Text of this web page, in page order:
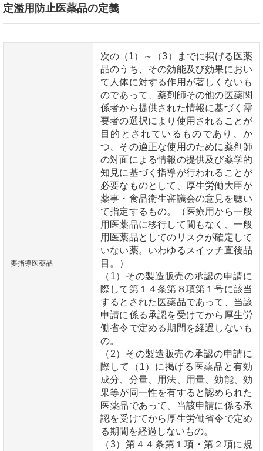
定濫用防止医薬品の定義
要指導医薬品
次の（1）～（3）までに掲げる医薬
品のうち、その効能及び効果におい
て人体に対する作用が著しくないも
のであって、薬剤師その他の医薬関
係者から提供された情報に基づく需
要者の選択により使用されることが
目的とされているものであり、か
つ、その適正な使用のために薬剤師
の対面による情報の提供及び薬学的
知見に基づく指導が行われることが
必要なものとして、厚生労働大臣が
薬事・食品衛生審議会の意見を聴い
て指定するもの。（医療用から一般
用医薬品に移行して間もなく、一般
用医薬品としてのリスクが確定して
いない薬。いわゆるスイッチ直後品
目。）
（1）その製造販売の承認の申請に
際して第１４条第８項第１号に該当
するとされた医薬品であって、当該
申請に係る承認を受けてから厚生労
働省令で定める期間を経過しないも
の。
（2）その製造販売の承認の申請に
際して（1）に掲げる医薬品と有効
成分、分量、用法、用量、効能、効
果等が同一性を有すると認められた
医薬品であって、当該申請に係る承
認を受けてから厚生労働省令で定め
る期間を経過しないもの。
（3）第４４条第１項・第２項に規